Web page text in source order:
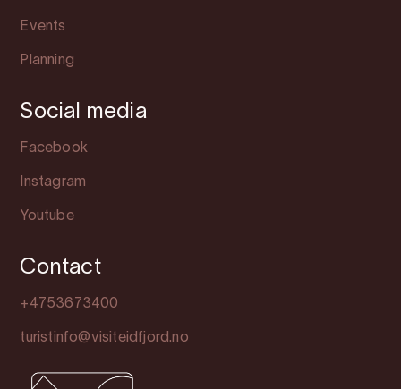
Events
Planning
Social media
Facebook
Instagram
Youtube
Contact
+4753673400
turistinfo@visiteidfjord.no